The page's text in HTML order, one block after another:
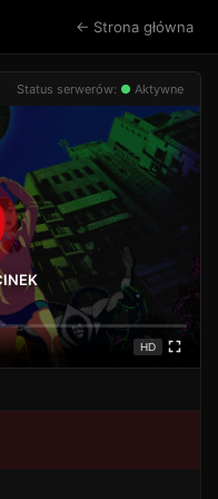
← Strona główna
Status serwerów: ● Aktywne
HD